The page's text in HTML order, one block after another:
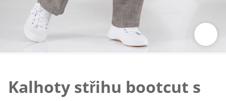
Kalhoty střihu bootcut s